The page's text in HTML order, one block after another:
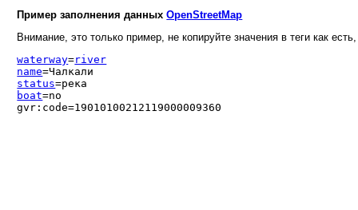
Пример заполнения данныхOpenStreetMap
Внимание, это только пример, не копируйте значения в теги как
waterway=river
name=Чалкали
status=река
boat=no
gvr:code=19010100212119000009360